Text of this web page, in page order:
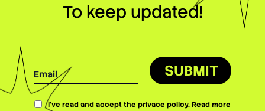
To keep updated!
SUBMIT
I’ve read and accept the privace policy.Read more